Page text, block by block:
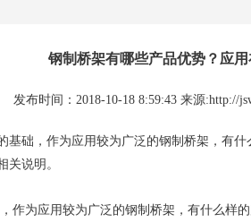
钢制桥架有哪些产品优势？应用
发布时间：2018-10-18 8:59:43 来源:http://
基础，作为应用较为广泛的钢制桥架，有
关说明。
作为应用较为广泛的钢制桥架，有什么样